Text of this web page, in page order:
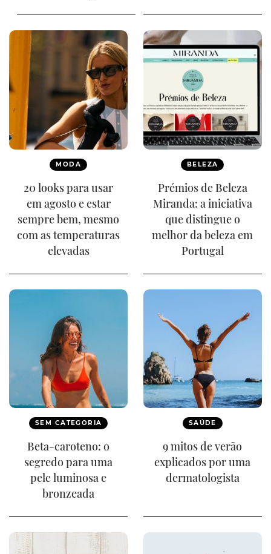
MODA
20 looks para usar
em agosto e estar
sempre bem, mesmo
com as temperaturas
elevadas
BELEZA
Prémios de Beleza
Miranda: a iniciativa
que distingue o
melhor da beleza em
Portugal
SEM CATEGORIA
Beta-caroteno: o
segredo para uma
pele luminosa e
bronzeada
SAÚDE
9 mitos de verão
explicados por uma
dermatologista